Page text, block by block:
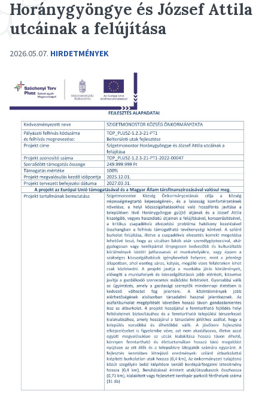
Horánygyöngye és József Attila
utcáinak a felújítása
2026.05.07. HIRDETMÉNYEK